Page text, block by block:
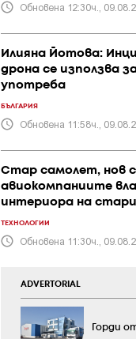
Обновена 12:30ч.,
Илияна Йотова:
дрона се използва
употреба
БЪЛГАРИЯ
Обновена 11:58ч.,
Стар самолет, нов
авиокомпаниите
интериора на
ТЕХНОЛОГИИ
Обновена 11:30ч.,
ADVERTORIAL
Горди